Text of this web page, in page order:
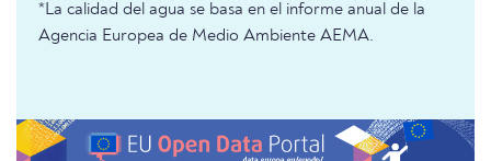
*La calidad del agua se basa en el informe anual de la
Agencia Europea de Medio Ambiente AEMA.